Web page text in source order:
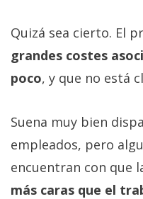
Quizá sea cierto. El
grandes costes
poco, y que no está
Suena muy bien
empleados, pero
encuentran con que
más caras que el